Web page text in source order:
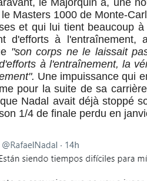
le Majorquin a, une
Masters 1000 de Monte-
et qui lui tient beaucoup
d'efforts à l'entraînement,
"son corps ne le laissait
à l'entraînement, la
Une impuissance qui
pour la suite de sa
Nadal avait déjà stoppé
1/4 de finale perdu en